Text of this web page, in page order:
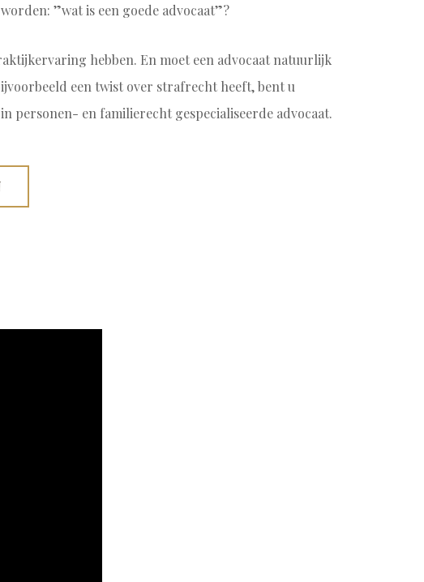
”wat is een goede advocaat”?
hebben. En moet een advocaat natuurlijk
een twist over strafrecht heeft, bent u
personen- en familierecht gespecialiseerde advocaat.